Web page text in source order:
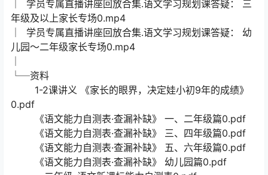
│ 学员专属直播讲座回放合集.语文学习规划课答疑： 三
年级及以上家长专场0.mp4
│ 学员专属直播讲座回放合集.语文学习规划课答疑： 幼
儿园～二年级家长专场0.mp4
└─资料
1-2课讲义 《家长的眼界，决定娃小初9年的成绩》
0.pdf
《语文能力自测表·查漏补缺》 一、二年级篇0.pdf
《语文能力自测表·查漏补缺》 三、四年级篇0.pdf
《语文能力自测表·查漏补缺》 五、六年级篇0.pdf
《语文能力自测表·查漏补缺》 幼儿园篇0.pdf